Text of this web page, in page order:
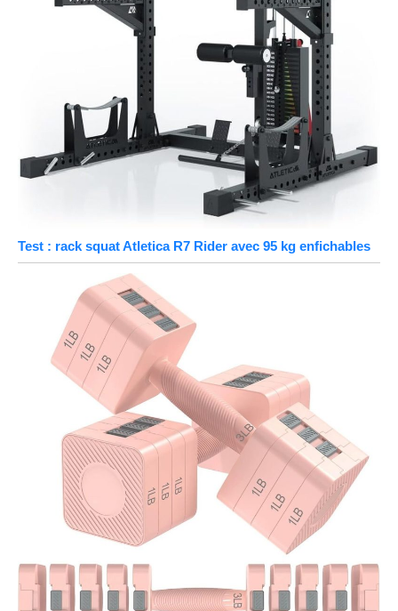
Test : rack squat Atletica R7 Rider avec 95 kg enfichables